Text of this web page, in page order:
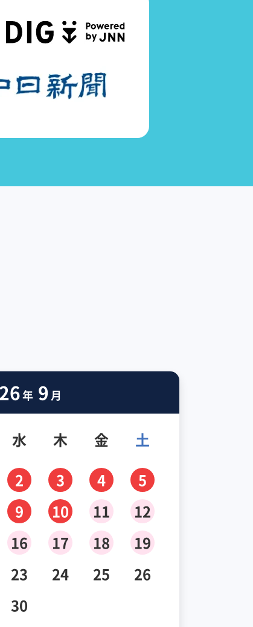
年 9月
水 木 金
土
2 3 4
5
9 10 11
12
16 17 18
19
23 24 25
26
30